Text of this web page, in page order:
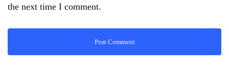
the next time I comment.